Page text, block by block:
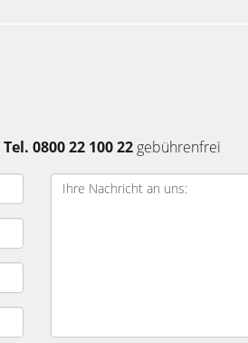
Tel. 0800 22 100 22 gebührenfrei